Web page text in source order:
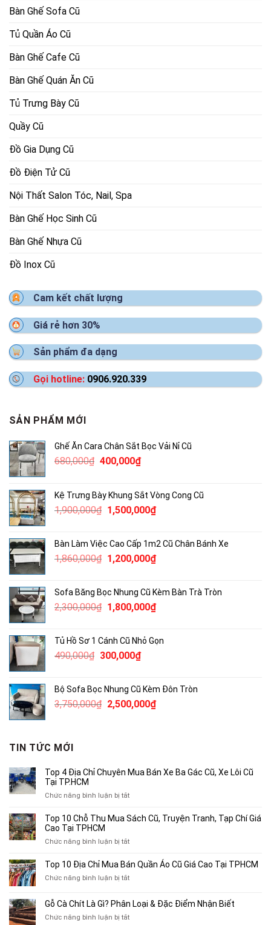
Bàn Ghế Sofa Cũ
Tủ Quần Áo Cũ
Bàn Ghế Cafe Cũ
Bàn Ghế Quán Ăn Cũ
Tủ Trưng Bày Cũ
Quầy Cũ
Đồ Gia Dụng Cũ
Đồ Điện Tử Cũ
Nội Thất Salon Tóc, Nail, Spa
Bàn Ghế Học Sinh Cũ
Bàn Ghế Nhựa Cũ
Đồ Inox Cũ
Cam kết chất lượng
Giá rẻ hơn 30%
Sản phẩm đa dạng
Gọi hotline: 0906.920.339
SẢN PHẨM MỚI
Ghế Ăn Cara Chân Sắt Bọc Vải Nỉ Cũ
680,000₫ Giá
680,000₫.
400,000₫Giá
là:
400,000₫.
Kệ Trưng Bày Khung Sắt Vòng Cong Cũ
1,900,000₫ Giá
1,900,000₫.
1,500,000₫Giá
là:
1,500,000₫.
Bàn Làm Việc Cao Cấp 1m2 Cũ Chân Bánh Xe
1,860,000₫ Giá
1,860,000₫.
1,200,000₫Giá
là:
1,200,000₫.
Sofa Băng Bọc Nhung Cũ Kèm Bàn Trà Tròn
2,300,000₫ Giá
2,300,000₫.
1,800,000₫Giá
là:
Tủ Hồ Sơ 1 Cánh Cũ Nhỏ Gọn
490,000₫ Giá
490,000₫.
300,000₫Giá
là:
300,000₫.
Bộ Sofa Bọc Nhung Cũ Kèm Đôn Tròn
3,750,000₫ Giá
2,500,000₫Giá
TIN TỨC MỚI
Top 4 Địa Chỉ Chuyên Mua Bán Xe Ba Gác Cũ, Xe Lôi Cũ
Tại TP.HCM
Chức năng bình luận bị tắtở
4
Bán
Xe
Cũ,
Xe
Top 10 Chỗ Thu Mua Sách Cũ, Truyện Tranh, Tạp Chí Giá
Cao Tại TPHCM
Chức năng bình luận bị tắtở
10
Thu
Sách
Top 10 Địa Chỉ Mua Bán Quần Áo Cũ Giá Cao Tại TPHCM
Chức năng bình luận bị tắtở
Địa
Chỉ
Gỗ Cà Chít Là Gì? Phân Loại & Đặc Điểm Nhận Biết
Chức năng bình luận bị tắtở